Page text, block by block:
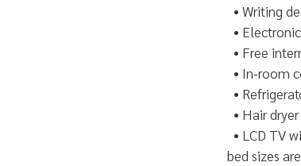
• Writing
•
• Free
• In-room
•
• Hair
• LCD TV
bed sizes